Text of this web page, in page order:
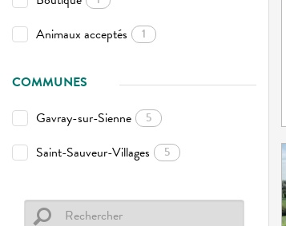
Animaux acceptés 1
COMMUNES
Gavray-sur-Sienne
5
Saint-Sauveur-Villages 5